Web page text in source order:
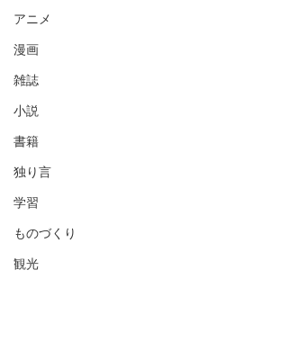
アニメ
漫画
雑誌
小説
書籍
独り言
学習
ものづくり
観光